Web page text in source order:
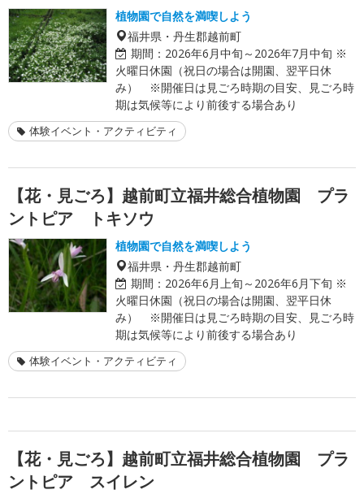
植物園で自然を満喫しよう
福井県・丹生郡越前町
期間： 2026年6月中旬～2026年7月中旬 ※
火曜日休園（祝日の場合は開園、翌平日休
み） ※開催日は見ごろ時期の目安、見ごろ時
期は気候等により前後する場合あり
体験イベント・アクティビティ
【花・見ごろ】越前町立福井総合植物園 プラ
ントピア トキソウ
植物園で自然を満喫しよう
福井県・丹生郡越前町
期間： 2026年6月上旬～2026年6月下旬 ※
火曜日休園（祝日の場合は開園、翌平日休
み） ※開催日は見ごろ時期の目安、見ごろ時
期は気候等により前後する場合あり
体験イベント・アクティビティ
【花・見ごろ】越前町立福井総合植物園 プラ
ントピア スイレン